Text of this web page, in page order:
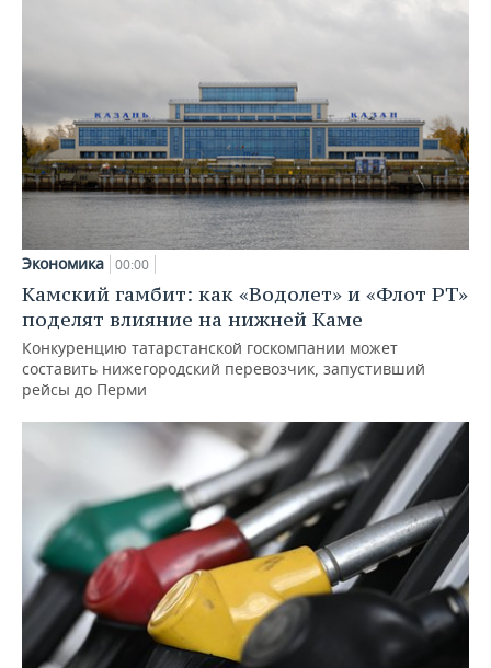
Экономика 00:00
Камский гамбит: как «Водолет» и «Флот РТ»
поделят влияние на нижней Каме
Конкуренцию татарстанской госкомпании может
составить нижегородский перевозчик, запустивший
рейсы до Перми